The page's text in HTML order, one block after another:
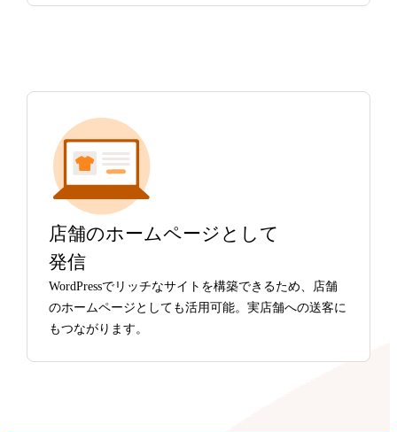
店舗のホームページとして
発信
WordPressでリッチなサイトを構築できるため、店舗
のホームページとしても活用可能。実店舗への送客に
もつながります。